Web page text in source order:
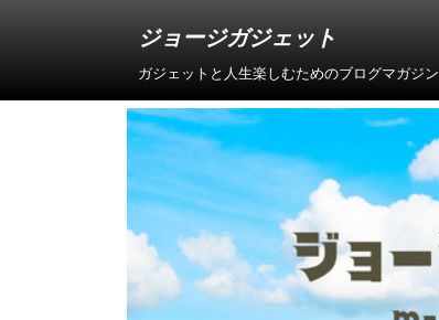
ジョージガジェット
ガジェットと人生楽しむためのブログマガジン